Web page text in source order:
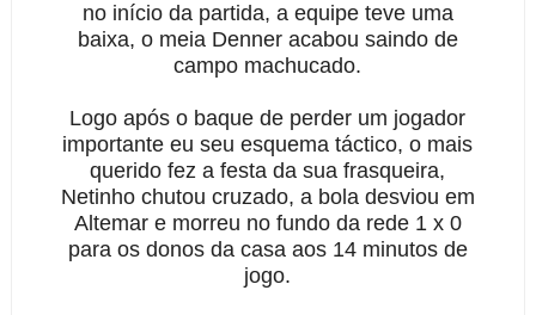
no início da partida, a equipe teve uma
baixa, o meia Denner acabou saindo de
campo machucado.
Logo após o baque de perder um jogador
importante eu seu esquema táctico, o mais
querido fez a festa da sua frasqueira,
Netinho chutou cruzado, a bola desviou em
Altemar e morreu no fundo da rede 1 x 0
para os donos da casa aos 14 minutos de
jogo.